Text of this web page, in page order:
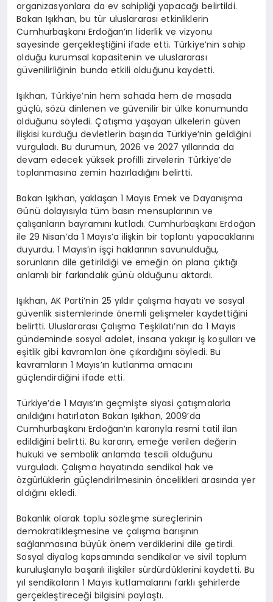
organizasyonlara da ev sahipliği yapacağı belirtildi.
Bakan Işıkhan, bu tür uluslararası etkinliklerin
Cumhurbaşkanı Erdoğan’ın liderlik ve vizyonu
sayesinde gerçekleştiğini ifade etti. Türkiye’nin sahip
olduğu kurumsal kapasitenin ve uluslararası
güvenilirliğinin bunda etkili olduğunu kaydetti.
Işıkhan, Türkiye’nin hem sahada hem de masada
güçlü, sözü dinlenen ve güvenilir bir ülke konumunda
olduğunu söyledi. Çatışma yaşayan ülkelerin güven
ilişkisi kurduğu devletlerin başında Türkiye’nin geldiğini
vurguladı. Bu durumun, 2026 ve 2027 yıllarında da
devam edecek yüksek profilli zirvelerin Türkiye’de
toplanmasına zemin hazırladığını belirtti.
Bakan Işıkhan, yaklaşan 1 Mayıs Emek ve Dayanışma
Günü dolayısıyla tüm basın mensuplarının ve
çalışanların bayramını kutladı. Cumhurbaşkanı Erdoğan
ile 29 Nisan’da 1 Mayıs’a ilişkin bir toplantı yapacaklarını
duyurdu. 1 Mayıs’ın işçi haklarının savunulduğu,
sorunların dile getirildiği ve emeğin ön plana çıktığı
anlamlı bir farkındalık günü olduğunu aktardı.
Işıkhan, AK Parti’nin 25 yıldır çalışma hayatı ve sosyal
güvenlik sistemlerinde önemli gelişmeler kaydettiğini
belirtti. Uluslararası Çalışma Teşkilatı’nın da 1 Mayıs
gündeminde sosyal adalet, insana yakışır iş koşulları ve
eşitlik gibi kavramları öne çıkardığını söyledi. Bu
kavramların 1 Mayıs’ın kutlanma amacını
güçlendirdiğini ifade etti.
Türkiye’de 1 Mayıs’ın geçmişte siyasi çatışmalarla
anıldığını hatırlatan Bakan Işıkhan, 2009’da
Cumhurbaşkanı Erdoğan’ın kararıyla resmi tatil ilan
edildiğini belirtti. Bu kararın, emeğe verilen değerin
hukuki ve sembolik anlamda tescili olduğunu
vurguladı. Çalışma hayatında sendikal hak ve
özgürlüklerin güçlendirilmesinin öncelikleri arasında yer
aldığını ekledi.
Bakanlık olarak toplu sözleşme süreçlerinin
demokratikleşmesine ve çalışma barışının
sağlanmasına büyük önem verdiklerini dile getirdi.
Sosyal diyalog kapsamında sendikalar ve sivil toplum
kuruluşlarıyla başarılı ilişkiler sürdürdüklerini kaydetti. Bu
yıl sendikaların 1 Mayıs kutlamalarını farklı şehirlerde
gerçekleştireceği bilgisini paylaştı.